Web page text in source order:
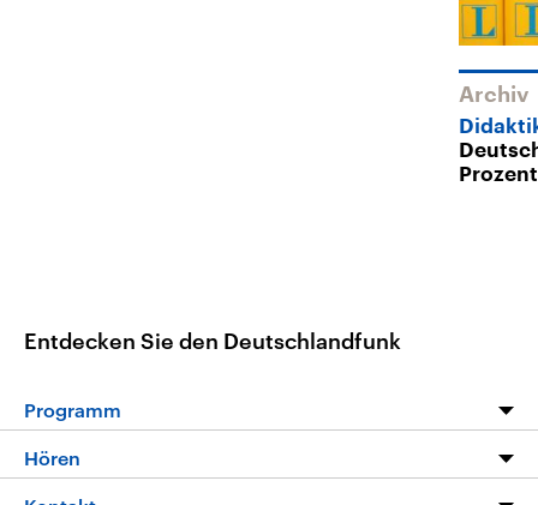
Archiv
Entdecken Sie den Deutschlandfunk
Programm
Programm
Hören
Livestream